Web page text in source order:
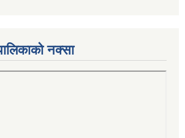
नक्सा